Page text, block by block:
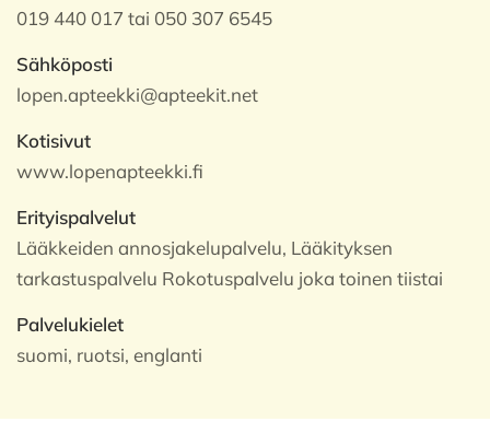
019 440 017 tai 050 307 6545
Sähköposti
lopen.apteekki@apteekit.net
Kotisivut
www.lopenapteekki.fi
Erityispalvelut
Lääkkeiden annosjakelupalvelu, Lääkityksen
tarkastuspalvelu Rokotuspalvelu joka toinen tiistai
Palvelukielet
suomi, ruotsi, englanti